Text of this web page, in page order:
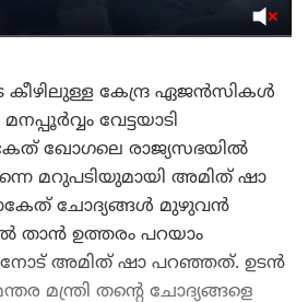
കീഴിലുള്ള കേന്ദ്ര ഏജൻസികൾ
വേട്ടയാടി
ഖോഗലെ രാജ്യസഭയിൽ
മറുപടിയുമായി അമിത് ഷാ
ചോദ്യങ്ങൾ മുഴുവൻ
താൻ ഉത്തരം പറയാം
അമിത് ഷാ പറഞ്ഞത്. ഉടൻ
മന്ത്രി തന്റെ ചോദ്യങ്ങളെ